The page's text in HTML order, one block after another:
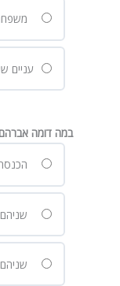
עניים
במה דומה